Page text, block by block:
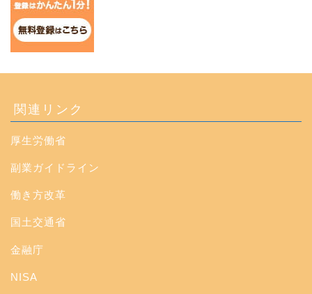
関連リンク
厚生労働省
副業ガイドライン
働き方改革
国土交通省
金融庁
NISA